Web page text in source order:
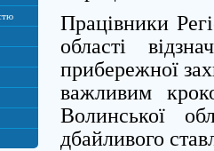
Працівники
області
прибережної
важливим
Волинської
дбайливого